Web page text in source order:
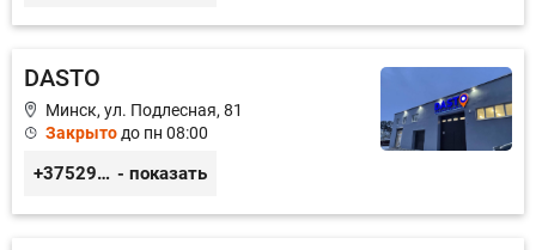
DASTO
Минск, ул. Подлесная, 81
Закрытодо пн 08:00
+375296606560 - показать